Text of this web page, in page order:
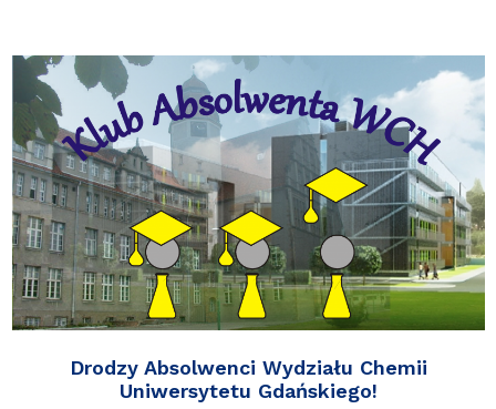
Drodzy Absolwenci Wydziału Chemii
Uniwersytetu Gdańskiego!